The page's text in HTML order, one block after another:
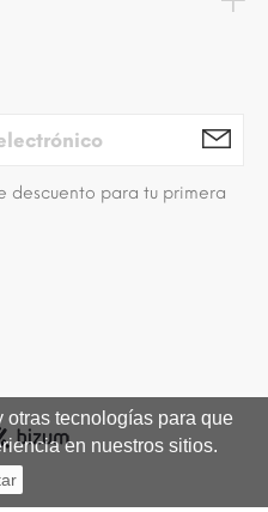
descuento para tu primera
otras tecnologías para que
en nuestros sitios.